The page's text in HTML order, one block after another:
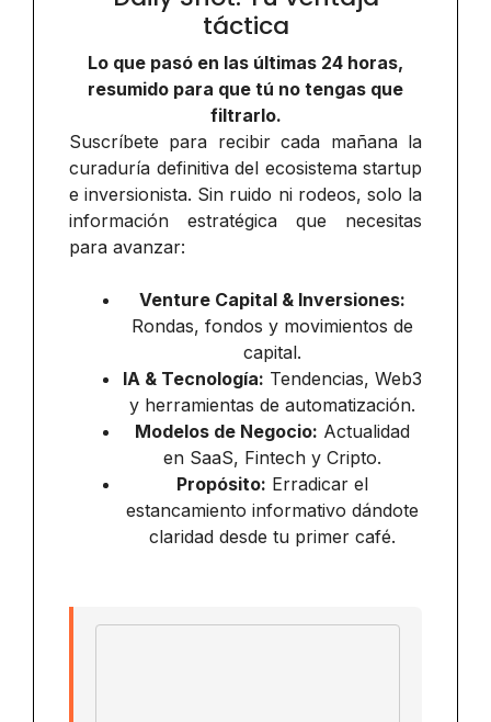
táctica
Lo que pasó en las últimas 24 horas,
resumido para que tú no tengas que
filtrarlo.
Suscríbete para recibir cada mañana la
curaduría definitiva del ecosistema startup
e inversionista. Sin ruido ni rodeos, solo la
información estratégica que necesitas
para avanzar:
Venture Capital & Inversiones:
Rondas, fondos y movimientos de
capital.
IA & Tecnología: Tendencias, Web3
y herramientas de automatización.
Modelos de Negocio: Actualidad
en SaaS, Fintech y Cripto.
Propósito: Erradicar el
estancamiento informativo dándote
claridad desde tu primer café.